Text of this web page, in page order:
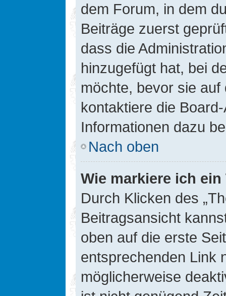
dem Forum, in dem
Beiträge zuerst
dass die
hinzugefügt hat, bei
möchte, bevor sie
kontaktiere die
Informationen dazu
Nach oben
Wie markiere ich
Durch Klicken des
Beitragsansicht
oben auf die erste
entsprechenden Link
möglicherweise